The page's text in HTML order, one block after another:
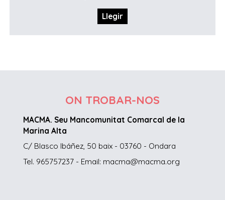
Llegir
ON TROBAR-NOS
MACMA. Seu Mancomunitat Comarcal de la
Marina Alta
C/ Blasco Ibáñez, 50 baix - 03760 - Ondara
Tel. 965757237 - Email: macma@macma.org